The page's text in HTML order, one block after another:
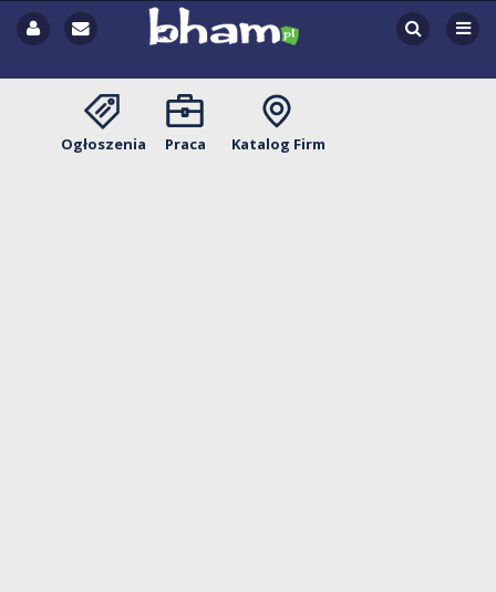
Ogłoszenia Praca Katalog Firm